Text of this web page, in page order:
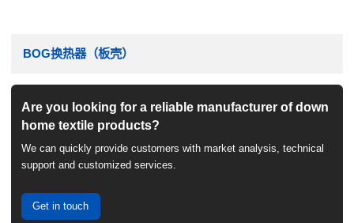
BOG换热器（板壳）
Are you looking for a reliable manufacturer of down
home textile products?
We can quickly provide customers with market analysis, technical
support and customized services.
Get in touch